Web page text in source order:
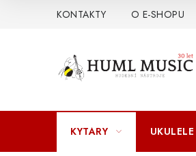
KONTAKTY O E-SHOPU
KYTARY UKULELE